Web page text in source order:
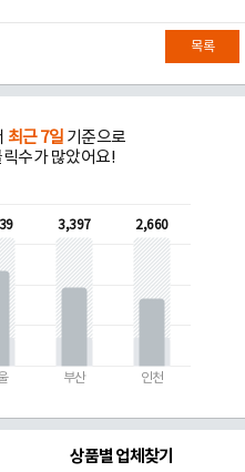
목록
최근 7일 기준으로
수가 많았어요!
3,397
부산
2,660
인천
상품별 업체찾기